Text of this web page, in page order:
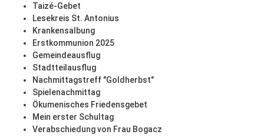
Taizé-Gebet
Lesekreis St. Antonius
Krankensalbung
Erstkommunion 2025
Gemeindeausflug
Stadtteilausflug
Nachmittagstreff "Goldherbst"
Spielenachmittag
Ökumenisches Friedensgebet
Mein erster Schultag
Verabschiedung von Frau Bogacz